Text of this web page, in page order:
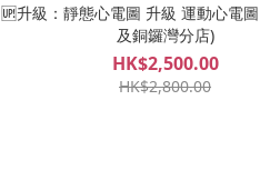
🆙升級：靜態心電圖 升級 運動心電
及銅鑼灣分店)
HK$2,500.00
HK$2,800.00